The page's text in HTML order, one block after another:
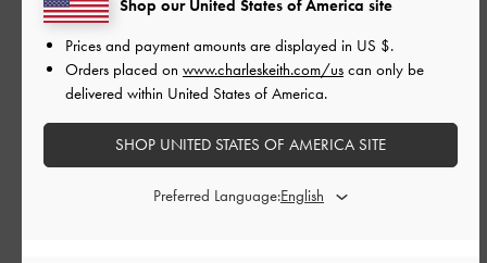
もっと見る
このレビューは役に立ちましたか？
0
Shop our United States of America site
Prices and payment amounts are displayed in US $.
Orders placed on www.charleskeith.com/us can only be
delivered within United States of America.
SHOP UNITED STATES OF AMERICA SITE
Preferred Language: